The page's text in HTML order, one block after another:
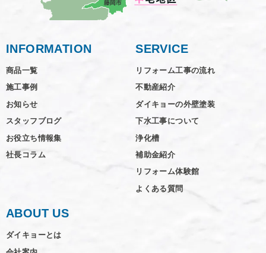
INFORMATION
商品一覧
施工事例
お知らせ
スタッフブログ
お役立ち情報集
社長コラム
SERVICE
リフォーム工事の流れ
不動産紹介
ダイキョーの外壁塗装
下水工事について
浄化槽
補助金紹介
リフォーム体験館
よくある質問
ABOUT US
ダイキョーとは